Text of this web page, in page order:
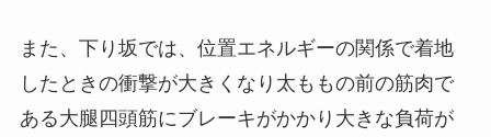
また、下り坂では、位置エネルギーの関係で着地
したときの衝撃が大きくなり太ももの前の筋肉で
ある大腿四頭筋にブレーキがかかり大きな負荷が